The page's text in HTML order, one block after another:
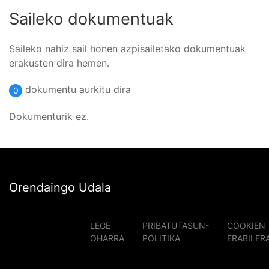
Saileko dokumentuak
Saileko nahiz sail honen azpisailetako dokumentuak
erakusten dira hemen.
0 dokumentu aurkitu dira
Dokumenturik ez.
Orendaingo Udala
LEGE
OHARRA
PRIBATUTASUN-
POLITIKA
COOKIEN